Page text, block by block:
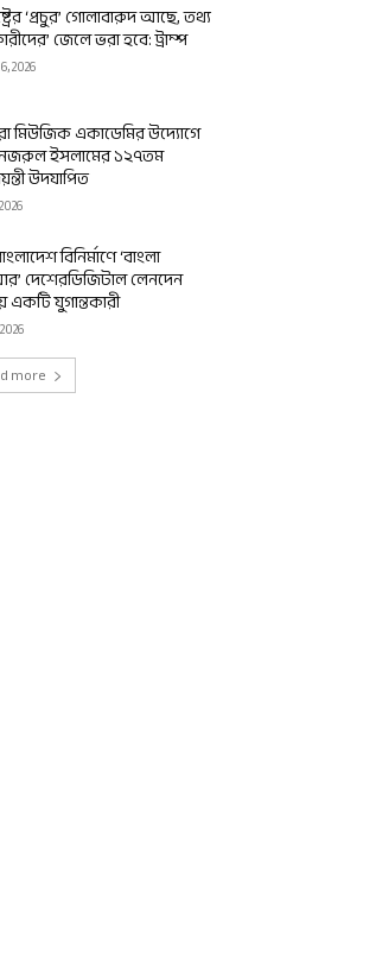
‘প্রচুর’ গোলাবারুদ আছে, তথ্য
জেলে ভরা হবে: ট্রাম্প
2026
মিউজিক একাডেমির উদ্যোগে
ইসলামের ১২৭তম
উদযাপিত
বিনির্মাণে ‘বাংলা
দেশেরডিজিটাল লেনদেন
একটি যুগান্তকারী
more